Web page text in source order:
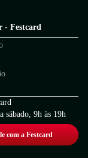
- Festcard
sábado, 9h às 19h
com a Festcard